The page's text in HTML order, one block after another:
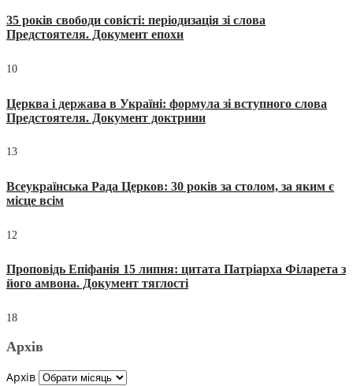
35 років свободи совісті: періодизація зі слова
Предстоятеля. Документ епохи
10
Церква і держава в Україні: формула зі вступного слова
Предстоятеля. Документ доктрини
13
Всеукраїнська Рада Церков: 30 років за столом, за яким є
місце всім
12
Проповідь Епіфанія 15 липня: цитата Патріарха Філарета з
його амвона. Документ тяглості
18
Архів
Архів